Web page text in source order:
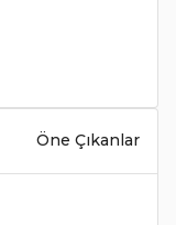
Öne Çıkanlar